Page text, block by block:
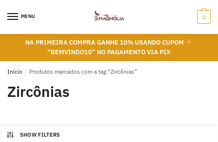
MENU 0
NA PRIMEIRA COMPRA GANHE 10% USANDO CUPOM
“BEMVINDO10” NO PAGAMENTO VIA PIX
Início / Produtos marcados com a tag “Zircônias”
Zircônias
SHOW FILTERS